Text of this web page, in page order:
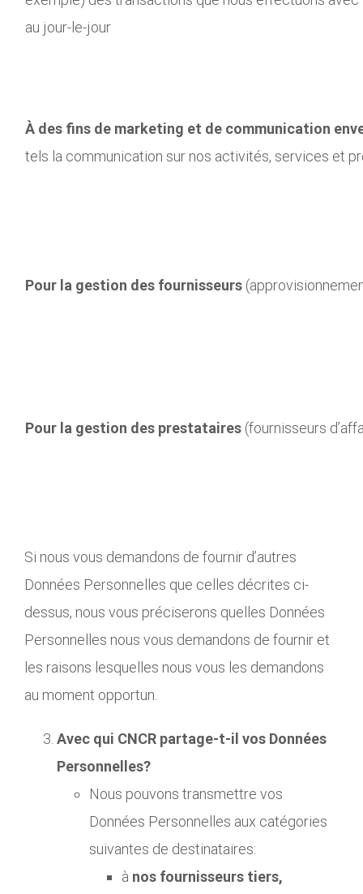
au jour-le-jour
À des fins de marketing et de communication
tels la communication sur nos activités, services et
Pour la gestion des fournisseurs
Pour la gestion des prestataires (fournisseurs
Si nous vous demandons de fournir d’autres
Données Personnelles que celles décrites ci-
dessus, nous vous préciserons quelles Données
Personnelles nous vous demandons de fournir et
les raisons lesquelles nous vous les demandons
au moment opportun.
Avec qui CNCR partage-t-il vos Données
Personnelles?
Nous pouvons transmettre vos
Données Personnelles aux catégories
suivantes de destinataires:
à nos fournisseurs tiers,